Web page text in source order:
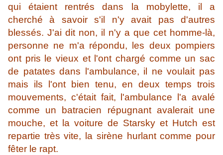
qui étaient rentrés dans la mobylette, il a
cherché à savoir s'il n'y avait pas d'autres
blessés. J'ai dit non, il n'y a que cet homme-là,
personne ne m'a répondu, les deux pompiers
ont pris le vieux et l'ont chargé comme un sac
de patates dans l'ambulance, il ne voulait pas
mais ils l'ont bien tenu, en deux temps trois
mouvements, c'était fait, l'ambulance l'a avalé
comme un batracien répugnant avalerait une
mouche, et la voiture de Starsky et Hutch est
repartie très vite, la sirène hurlant comme pour
fêter le rapt.